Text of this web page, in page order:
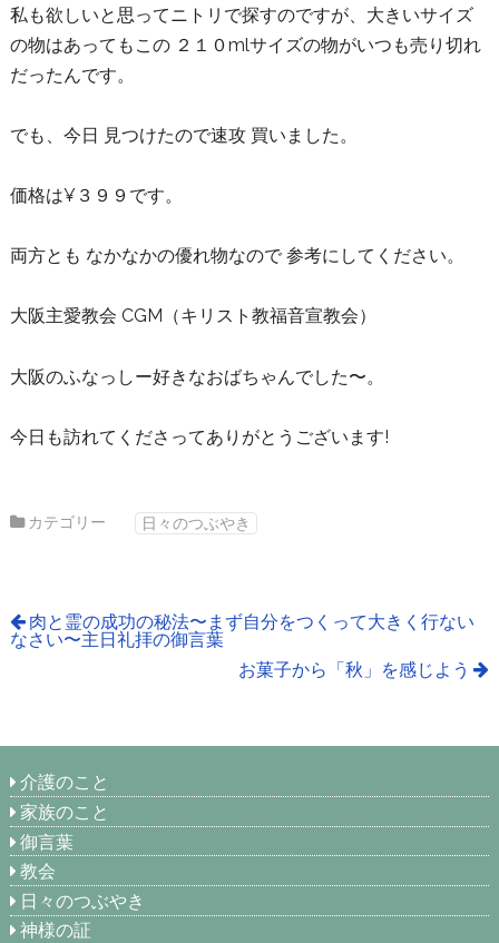
私も欲しいと思ってニトリで探すのですが、大きいサイズ
の物はあってもこの ２１０mlサイズの物がいつも売り切れ
だったんです。
でも、今日 見つけたので速攻 買いました。
価格は¥３９９です。
両方とも なかなかの優れ物なので 参考にしてください。
大阪主愛教会 CGM（キリスト教福音宣教会）
大阪のふなっしー好きなおばちゃんでした〜。
今日も訪れてくださってありがとうございます!
カテゴリー 日々のつぶやき
肉と霊の成功の秘法〜まず自分をつくって大きく行ない
なさい〜主日礼拝の御言葉
お菓子から「秋」を感じよう
介護のこと
家族のこと
御言葉
教会
日々のつぶやき
神様の証